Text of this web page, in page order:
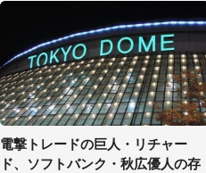
電撃トレードの巨人・リチャー
ド、ソフトバンク・秋広優人の存